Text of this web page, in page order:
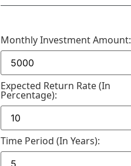
Monthly Investment Amount:
Expected Return Rate (in
Percentage):
Time Period (in Years):